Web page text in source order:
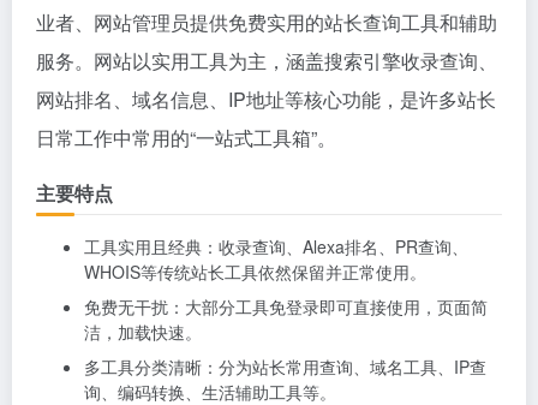
业者、网站管理员提供免费实用的站长查询工具和辅助
服务。网站以实用工具为主，涵盖搜索引擎收录查询、
网站排名、域名信息、IP地址等核心功能，是许多站长
日常工作中常用的“一站式工具箱”。
主要特点
工具实用且经典：收录查询、Alexa排名、PR查询、
WHOIS等传统站长工具依然保留并正常使用。
免费无干扰：大部分工具免登录即可直接使用，页面简
洁，加载快速。
多工具分类清晰：分为站长常用查询、域名工具、IP查
询、编码转换、生活辅助工具等。